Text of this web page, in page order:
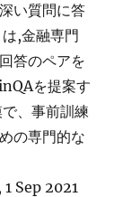
ク
に
対
る
QA
に
い質問に答
,金融専門
答のペアを
を提案す
、事前訓練
の専門的な
Sep 2021